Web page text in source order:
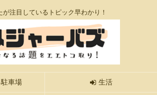
が注目しているトピック早わかり！
車場 生活